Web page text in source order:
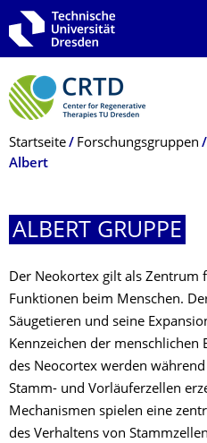
Zur Hauptnavigation springen
Zur Suche springen
Zum Inhalt springen
Breadcrumb-Menü
Startseite Forschungsgruppen
Albert
ALBERT GRUPPE
Der Neokortex gilt als Zentrum
Funktionen beim Menschen.
Säugetieren und seine
Kennzeichen der menschlichen
des Neocortex werden
Stamm- und Vorläuferzellen
Mechanismen spielen eine
des Verhaltens von